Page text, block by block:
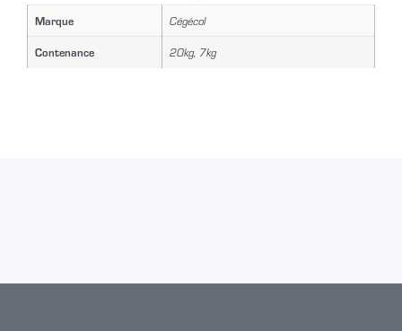
Marque Cégécol
Contenance 20kg, 7kg